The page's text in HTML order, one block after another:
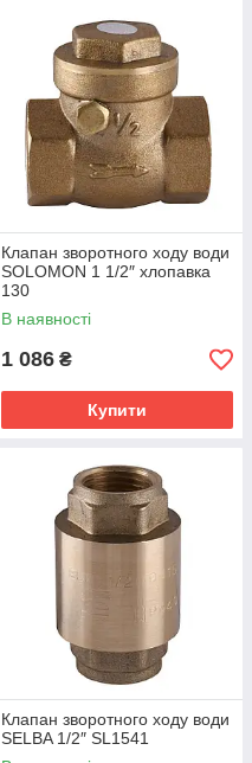
Клапан зворотного ходу води
SOLOMON 1 1/2″ хлопавка
130
В наявності
1 086 ₴
Купити
Клапан зворотного ходу води
SELBA 1/2″ SL1541